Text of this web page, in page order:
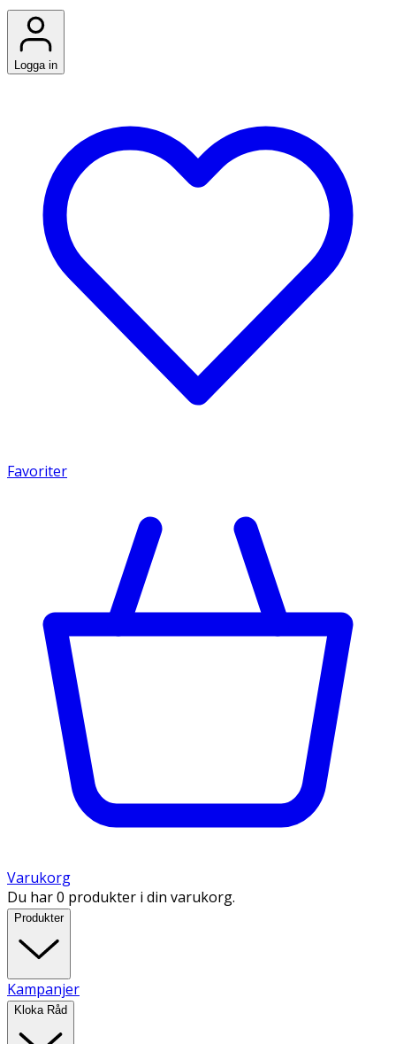
Logga in
Favoriter
Varukorg
Du har 0 produkter i din varukorg.
Produkter
Kampanjer
Kloka Råd